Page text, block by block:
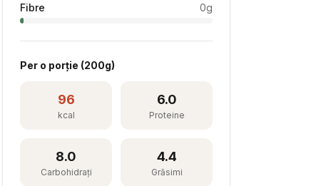
Fibre 0g
Per o porție (200g)
96
kcal
6.0
Proteine
8.0
Carbohidrați
4.4
Grăsimi